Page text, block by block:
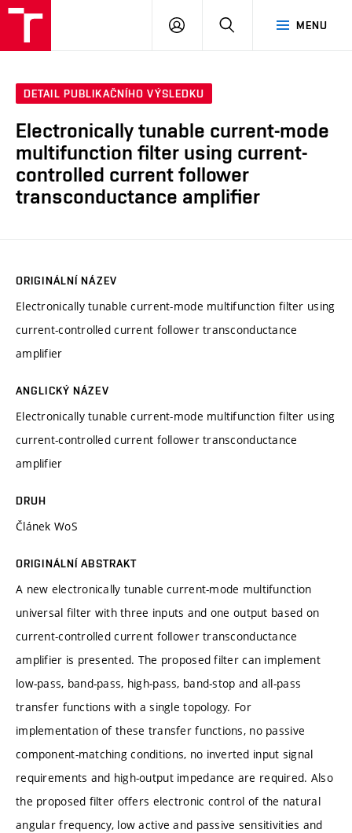
MENU
PŘIHLÁSIT
DETAIL PUBLIKAČNÍHO VÝSLEDKU
Electronically tunable current-mode
multifunction filter using current-
controlled current follower
transconductance amplifier
ORIGINÁLNÍ NÁZEV
Electronically tunable current-mode multifunction filter using
current-controlled current follower transconductance
amplifier
ANGLICKÝ NÁZEV
Electronically tunable current-mode multifunction filter using
current-controlled current follower transconductance
amplifier
DRUH
Článek WoS
ORIGINÁLNÍ ABSTRAKT
A new electronically tunable current-mode multifunction
universal filter with three inputs and one output based on
current-controlled current follower transconductance
amplifier is presented. The proposed filter can implement
low-pass, band-pass, high-pass, band-stop and all-pass
transfer functions with a single topology. For
implementation of these transfer functions, no passive
component-matching conditions, no inverted input signal
requirements and high-output impedance are required. Also
the proposed filter offers electronic control of the natural
angular frequency, low active and passive sensitivities and